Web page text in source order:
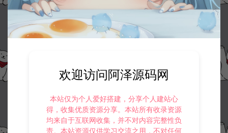
欢迎访问阿泽源码网
本站仅为个人爱好搭建，分享个人建站心
得，收集优质资源分享。本站所有收录资源
均来自于互联网收集，并不对内容完整性负
责。本站资源仅供学习交流之用，不对任何